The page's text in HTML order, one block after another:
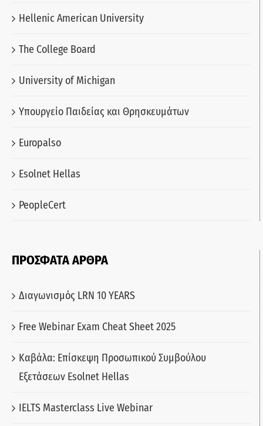
Hellenic American University
The College Board
University of Michigan
Υπουργείο Παιδείας και Θρησκευμάτων
Europalso
Esolnet Hellas
PeopleCert
ΠΡΟΣΦΑΤΑ ΑΡΘΡΑ
Διαγωνισμός LRN 10 YEARS
Free Webinar Exam Cheat Sheet 2025
Καβάλα: Επίσκεψη Προσωπικού Συμβούλου
Εξετάσεων Esolnet Hellas
IELTS Masterclass Live Webinar